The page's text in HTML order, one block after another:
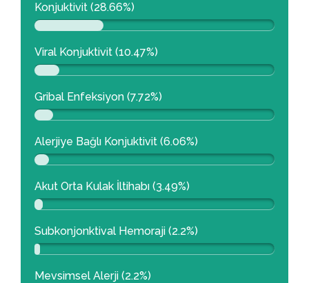
Konjuktivit (28.66%)
Viral Konjuktivit (10.47%)
Gribal Enfeksiyon (7.72%)
Alerjiye Bağlı Konjuktivit (6.06%)
Akut Orta Kulak İltihabı (3.49%)
Subkonjonktival Hemoraji (2.2%)
Mevsimsel Alerji (2.2%)